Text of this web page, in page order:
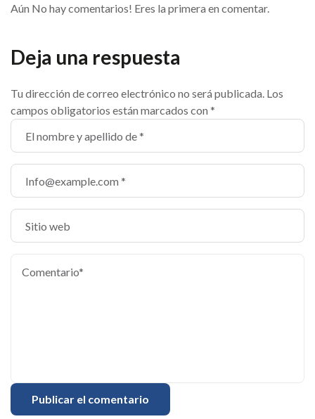
Aún No hay comentarios! Eres la primera en comentar.
Deja una respuesta
Tu dirección de correo electrónico no será publicada. Los
campos obligatorios están marcados con *